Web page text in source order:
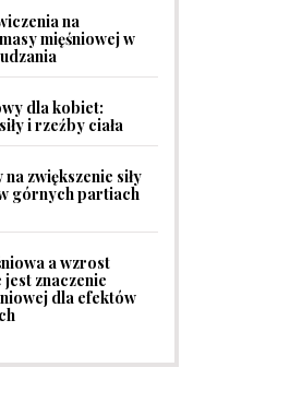
na
mięśniowej w
dla kobiet:
i rzeźby ciała
zwiększenie siły
górnych partiach
a wzrost
jest znaczenie
dla efektów